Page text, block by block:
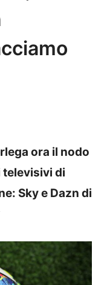
ora il nodo
di
Sky e Dazn di